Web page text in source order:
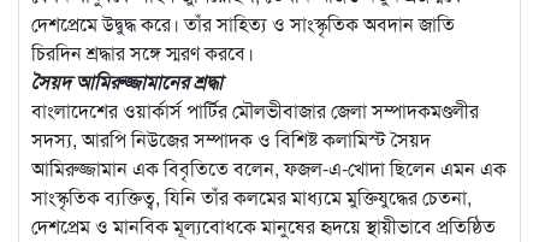
দেশপ্রেমে উদ্বুদ্ধ করে। তাঁর সাহিত্য ও সাংস্কৃতিক অবদান জাতি
চিরদিন শ্রদ্ধার সঙ্গে স্মরণ করবে।
সৈয়দ আমিরুজ্জামানের শ্রদ্ধা
বাংলাদেশের ওয়ার্কার্স পার্টির মৌলভীবাজার জেলা সম্পাদকমণ্ডলীর
সদস্য, আরপি নিউজের সম্পাদক ও বিশিষ্ট কলামিস্ট সৈয়দ
আমিরুজ্জামান এক বিবৃতিতে বলেন, ফজল-এ-খোদা ছিলেন এমন এক
সাংস্কৃতিক ব্যক্তিত্ব, যিনি তাঁর কলমের মাধ্যমে মুক্তিযুদ্ধের চেতনা,
দেশপ্রেম ও মানবিক মূল্যবোধকে মানুষের হৃদয়ে স্থায়ীভাবে প্রতিষ্ঠিত